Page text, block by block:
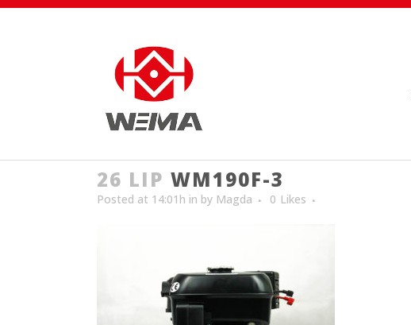
26 LIP WM190F-3
Posted at 14:01h in by Magda 0 Likes